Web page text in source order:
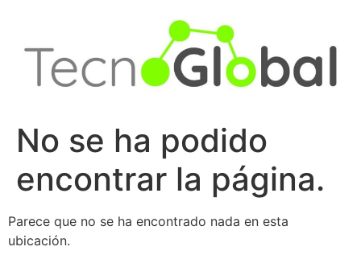
contenido
No se ha podido
encontrar la página.
Parece que no se ha encontrado nada en esta
ubicación.